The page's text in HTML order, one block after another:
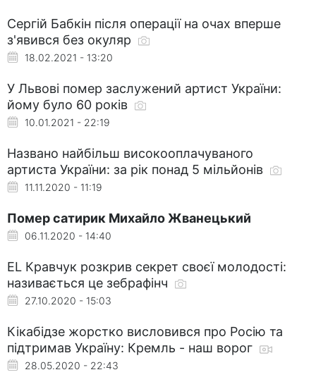
Сергій Бабкін після операції на очах вперше
з'явився без окуляр
18.02.2021 - 13:20
У Львові помер заслужений артист України:
йому було 60 років
10.01.2021 - 22:19
Названо найбільш високооплачуваного
артиста України: за рік понад 5 мільйонів
11.11.2020 - 11:19
Помер сатирик Михайло Жванецький
06.11.2020 - 14:40
EL Кравчук розкрив секрет своєї молодості:
називається це зебрафінч
27.10.2020 - 15:03
Кікабідзе жорстко висловився про Росію та
підтримав Україну: Кремль - наш ворог
28.05.2020 - 22:43